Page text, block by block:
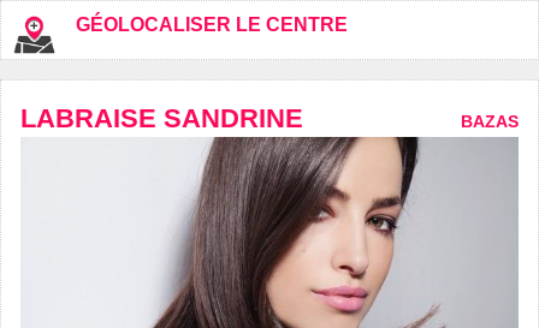
GÉOLOCALISER LE CENTRE
LABRAISE SANDRINE BAZAS